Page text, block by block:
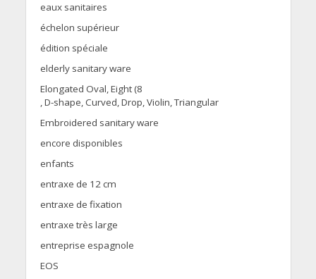
eaux sanitaires
échelon supérieur
édition spéciale
elderly sanitary ware
Elongated Oval, Eight (8
, D-shape, Curved, Drop, Violin, Triangular
Embroidered sanitary ware
encore disponibles
enfants
entraxe de 12 cm
entraxe de fixation
entraxe très large
entreprise espagnole
EOS